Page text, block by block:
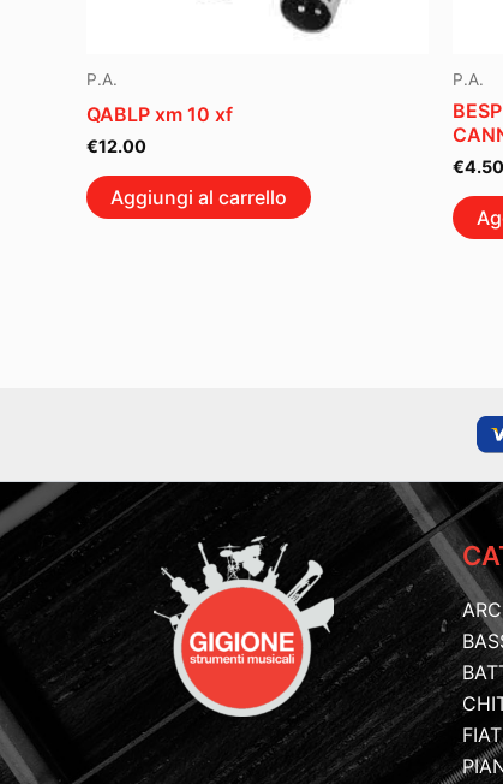
P.A.
QABLP xm 10 xf
€12.00
Aggiungi al carrello
P.A.
€4.50